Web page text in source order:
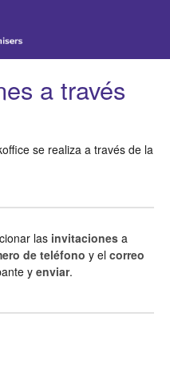
a través
se realiza a través de la
las invitaciones a
de teléfono y el correo
yenviar.